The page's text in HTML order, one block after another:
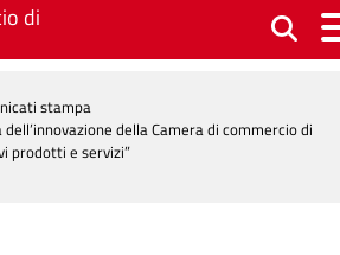
di
stampa
della Camera di commercio di
prodotti e servizi”